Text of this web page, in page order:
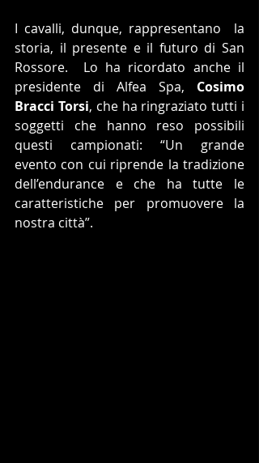
I cavalli, dunque, rappresentano  la
storia, il presente e il futuro di San
Rossore.  Lo ha ricordato anche il
presidente di Alfea Spa, Cosimo
Bracci Torsi, che ha ringraziato tutti i
soggetti che hanno reso possibili
questi campionati: “Un grande
evento con cui riprende la tradizione
dell’endurance e che ha tutte le
caratteristiche per promuovere la
nostra città”.